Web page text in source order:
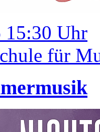
15:30 Uhr
für